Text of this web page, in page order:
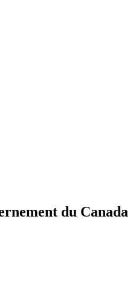
du Canada